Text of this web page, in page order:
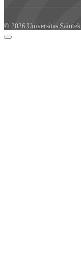
© 2026 Universitas